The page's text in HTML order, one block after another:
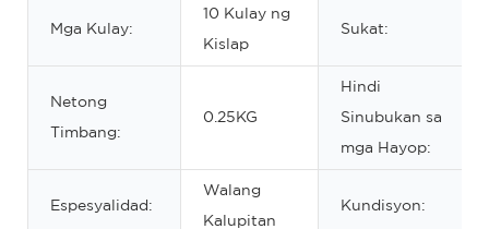
Mga Kulay:
10 Kulay ng
Kislap
Sukat:
Netong
Timbang:
0.25KG
Hindi
Sinubukan sa
mga Hayop:
Espesyalidad:
Walang
Kalupitan
Kundisyon: